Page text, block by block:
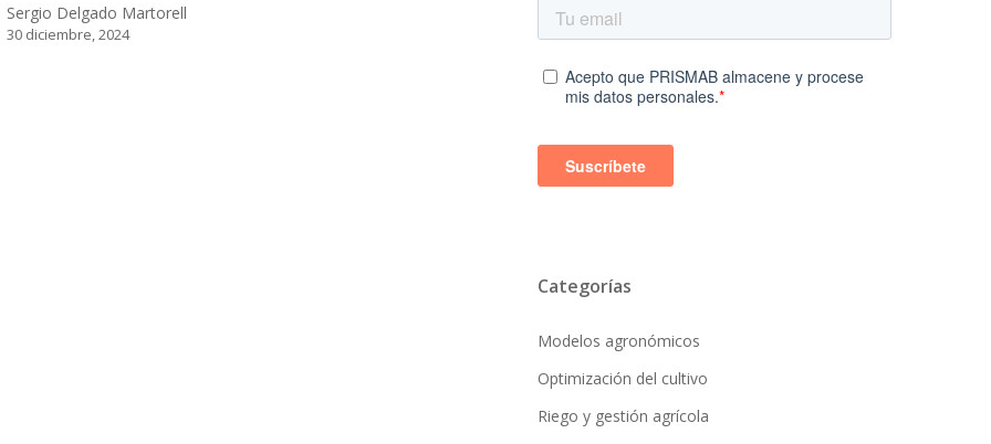
Sergio Delgado Martorell
30 diciembre, 2024
Categorías
Modelos agronómicos
Optimización del cultivo
Riego y gestión agrícola